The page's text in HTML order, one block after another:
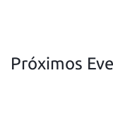
Próximos